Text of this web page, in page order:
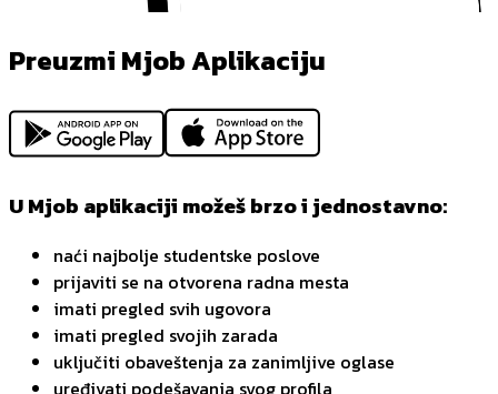
Preuzmi Mjob Aplikaciju
U Mjob aplikaciji možeš brzo i jednostavno:
naći najbolje studentske poslove
prijaviti se na otvorena radna mesta
imati pregled svih ugovora
imati pregled svojih zarada
uključiti obaveštenja za zanimljive oglase
uređivati podešavanja svog profila